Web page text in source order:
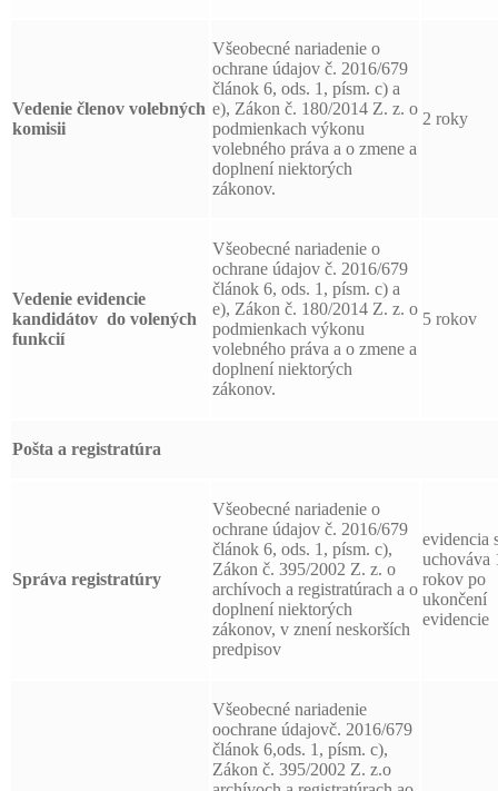
Vedenie členov volebných
komisii
Všeobecné nariadenie o
ochrane údajov č. 2016/679
článok 6, ods. 1, písm. c) a
e), Zákon č. 180/2014 Z. z. o
podmienkach výkonu
volebného práva a o zmene a
doplnení niektorých
zákonov.
2 roky
Vedenie evidencie
kandidátov do volených
funkcií
Všeobecné nariadenie o
ochrane údajov č. 2016/679
článok 6, ods. 1, písm. c) a
e), Zákon č. 180/2014 Z. z. o
podmienkach výkonu
volebného práva a o zmene a
doplnení niektorých
zákonov.
5 rokov
Pošta a registratúra
Správa registratúry
Všeobecné nariadenie o
ochrane údajov č. 2016/679
článok 6, ods. 1, písm. c),
Zákon č. 395/2002 Z. z. o
archívoch a registratúrach a o
doplnení niektorých
zákonov, v znení neskorších
predpisov
evidencia
uchováva
rokov po
ukončení
evidencie
Všeobecné nariadenie
oochrane údajovč. 2016/679
článok 6,ods. 1, písm. c),
Zákon č. 395/2002 Z. z.o